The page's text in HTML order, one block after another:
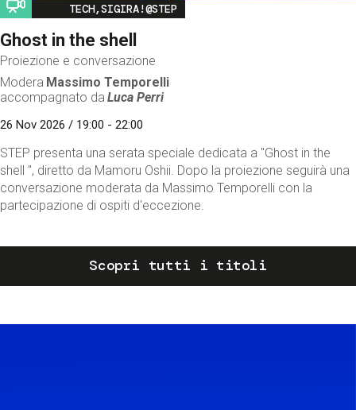
TECH,SIGIRA!@STEP
Ghost in the shell
Proiezione e conversazione
Modera Massimo Temporelli
accompagnato da Luca Perri
26 Nov 2026 / 19:00 - 22:00
STEP presenta una serata speciale dedicata a "Ghost in the
shell ", diretto da Mamoru Oshii. Dopo la proiezione seguirà una
conversazione moderata da Massimo Temporelli con la
partecipazione di ospiti d'eccezione.
Scopri tutti i titoli